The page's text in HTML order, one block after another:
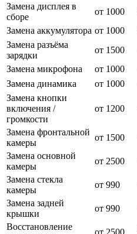
Замена дисплея в
сборе
от 1000
Замена аккумулятора от 1000
Замена разъёма
зарядки
от 1500
Замена микрофона от 1000
Замена динамика от 1000
Замена кнопки
включения /
громкости
от 1200
Замена фронтальной
камеры
от 1500
Замена основной
камеры
от 2500
Замена стекла
камеры
от 990
Замена задней
крышки
от 990
Восстановление
от 2500